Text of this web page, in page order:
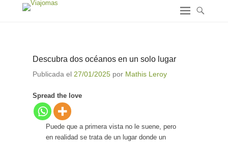
Descubra dos océanos en un solo lugar
Publicada el 27/01/2025 por Mathis Leroy
Spread the love
Puede que a primera vista no le suene, pero
en realidad se trata de un lugar donde un